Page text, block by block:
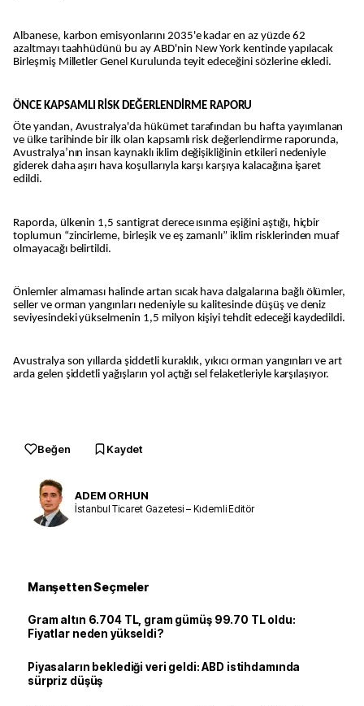
Albanese, karbon emisyonlarını 2035'e kadar en az yüzde 62
azaltmayı taahhüdünü bu ay ABD'nin New York kentinde yapılacak
Birleşmiş Milletler Genel Kurulunda teyit edeceğini sözlerine ekledi.
ÖNCE KAPSAMLI RİSK DEĞERLENDİRME RAPORU
Öte yandan, Avustralya'da hükümet tarafından bu hafta yayımlanan
ve ülke tarihinde bir ilk olan kapsamlı risk değerlendirme raporunda,
Avustralya’nın insan kaynaklı iklim değişikliğinin etkileri nedeniyle
giderek daha aşırı hava koşullarıyla karşı karşıya kalacağına işaret
edildi.
Raporda, ülkenin 1,5 santigrat derece ısınma eşiğini aştığı, hiçbir
toplumun “zincirleme, birleşik ve eş zamanlı” iklim risklerinden muaf
olmayacağı belirtildi.
Önlemler almaması halinde artan sıcak hava dalgalarına bağlı ölümler,
seller ve orman yangınları nedeniyle su kalitesinde düşüş ve deniz
seviyesindeki yükselmenin 1,5 milyon kişiyi tehdit edeceği kaydedildi.
Avustralya son yıllarda şiddetli kuraklık, yıkıcı orman yangınları ve art
arda gelen şiddetli yağışların yol açtığı sel felaketleriyle karşılaşıyor.
Beğen Kaydet
ADEM ORHUN
İstanbul Ticaret Gazetesi – Kıdemli Editör
Manşetten Seçmeler
Gram altın 6.704 TL, gram gümüş 99.70 TL oldu:
Fiyatlar neden yükseldi?
Piyasaların beklediği veri geldi: ABD istihdamında
sürpriz düşüş